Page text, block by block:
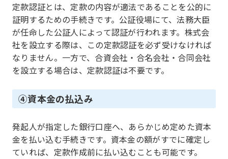
定款認証とは、定款の内容が適法であることを公的に
証明するための手続きです。公証役場にて、法務大臣
が任命した公証人によって認証が行われます。株式会
社を設立する際は、この定款認証を必ず受けなければ
なりません。一方で、合資会社・合名会社・合同会社
を設立する場合は、定款認証は不要です。
④資本金の払込み
発起人が指定した銀行口座へ、あらかじめ定めた資本
金を払い込む手続きです。資本金の額がすでに確定し
ていれば、定款作成前に払い込むことも可能です。